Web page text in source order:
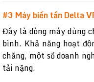
#3 Máy biến tần Delta
Đây là dòng máy dùng
bình. Khả năng hoạt
chăng, một số doanh
tải nặng.